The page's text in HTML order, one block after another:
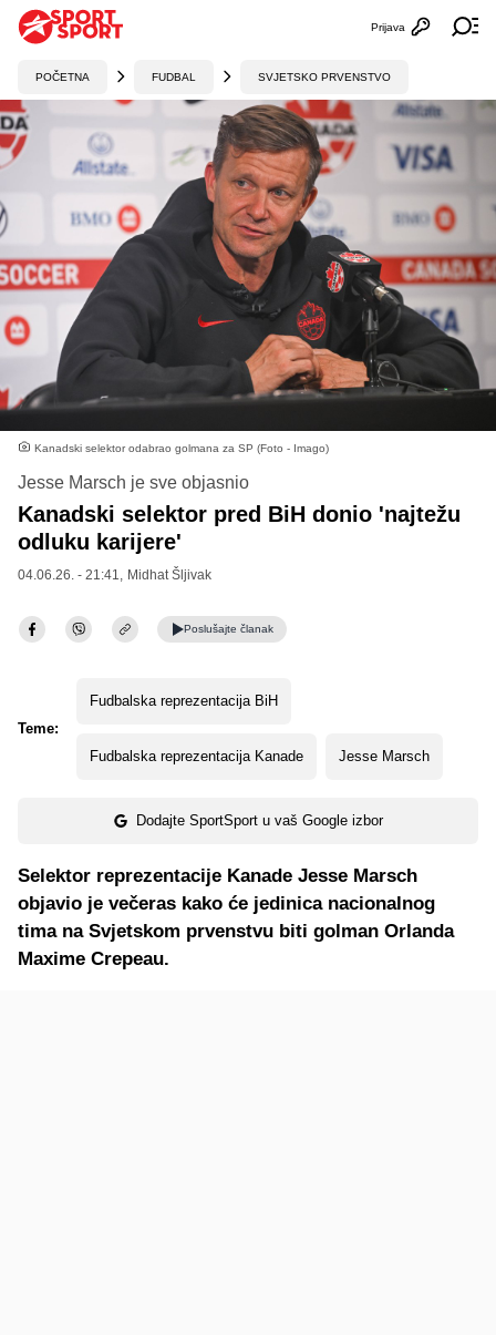
Otvori
Prijava
POČETNA FUDBAL SVJETSKO PRVENSTVO
Kanadski selektor odabrao golmana za SP (Foto - Imago)
Jesse Marsch je sve objasnio
Kanadski selektor pred BiH donio 'najtežu
odluku karijere'
04.06.26. - 21:41, Midhat Šljivak
Poslušajte članak
Teme:
Fudbalska reprezentacija BiH
Fudbalska reprezentacija Kanade Jesse Marsch
Dodajte SportSport u vaš Google izbor
Selektor reprezentacije Kanade Jesse Marsch
objavio je večeras kako će jedinica nacionalnog
tima na Svjetskom prvenstvu biti golman Orlanda
Maxime Crepeau.